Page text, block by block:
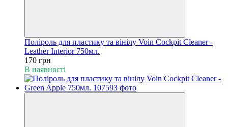
Поліроль для пластику та вінілу Voin Cockpit Cleaner -
Leather Interior 750мл.
170 грн
В наявності